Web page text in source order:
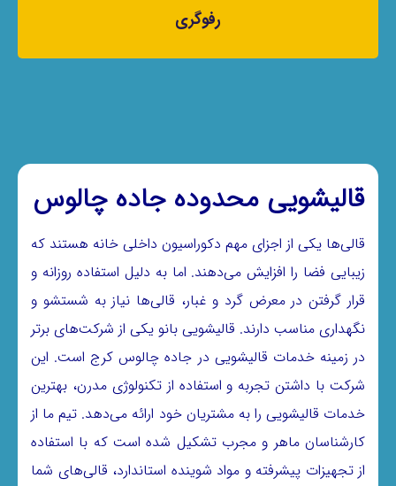
رفوگری
قالیشویی محدوده جاده چالوس
قالی‌ها یکی از اجزای مهم دکوراسیون داخلی خانه هستند که
زیبایی فضا را افزایش می‌دهند. اما به دلیل استفاده روزانه و
قرار گرفتن در معرض گرد و غبار، قالی‌ها نیاز به شستشو و
نگهداری مناسب دارند. قالیشویی بانو یکی از شرکت‌های برتر
در زمینه خدمات قالیشویی در جاده چالوس کرج است. این
شرکت با داشتن تجربه و استفاده از تکنولوژی مدرن، بهترین
خدمات قالیشویی را به مشتریان خود ارائه می‌دهد. تیم ما از
کارشناسان ماهر و مجرب تشکیل شده است که با استفاده
از تجهیزات پیشرفته و مواد شوینده استاندارد، قالی‌های شما